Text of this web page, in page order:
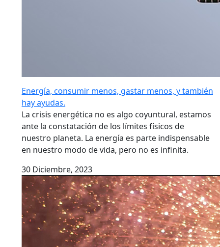
Energía, consumir menos, gastar menos, y también
hay ayudas.
La crisis energética no es algo coyuntural, estamos
ante la constatación de los límites físicos de
nuestro planeta. La energía es parte indispensable
en nuestro modo de vida, pero no es infinita.
30 Diciembre, 2023